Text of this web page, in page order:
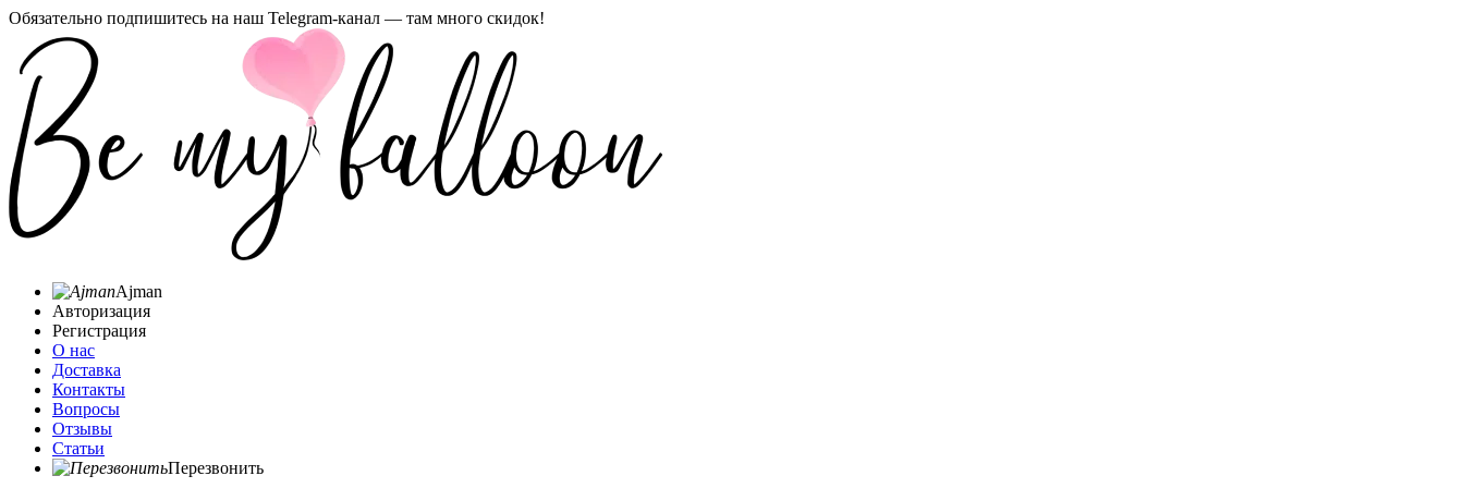
Обязательно подпишитесь на наш Telegram-канал — там много скидок!
Ajman
Авторизация
Регистрация
О нас
Доставка
Контакты
Вопросы
Отзывы
Статьи
Перезвонить